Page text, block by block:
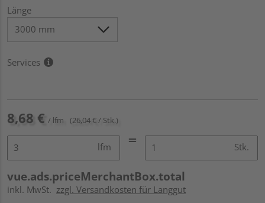
Länge
Services
8,68 € / lfm (26,04 € / Stk.)
lfm Stk.
vue.ads.priceMerchantBox.total
inkl. MwSt. zzgl. Versandkosten für Langgut